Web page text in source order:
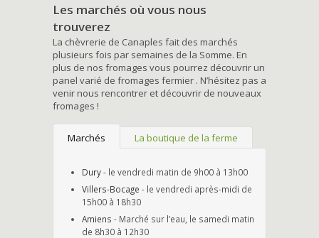
Les marchés où vous nous
trouverez
La chèvrerie de Canaples fait des marchés
plusieurs fois par semaines de la Somme. En
plus de nos fromages vous pourrez découvrir un
panel varié de fromages fermier . N’hésitez pas a
venir nous rencontrer et découvrir de nouveaux
fromages !
Marchés La boutique de la ferme
Dury- le vendredi matin de 9h00 à 13h00
Villers-Bocage - le vendredi après-midi de
15h00 à 18h30
Amiens - Marché sur l’eau, le samedi matin
de 8h30 à 12h30